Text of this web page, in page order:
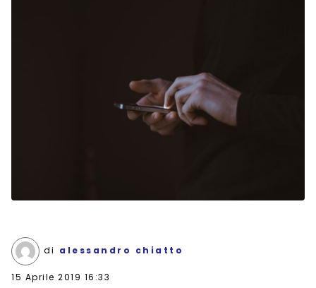
di alessandro chiatto
15 Aprile 2019 16:33